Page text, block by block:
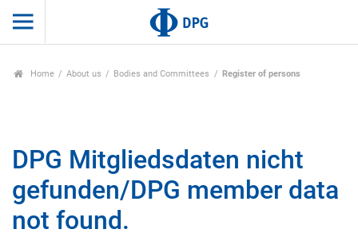
Home About us Bodies and Committees Register of persons
DPG Mitgliedsdaten nicht
gefunden/DPG member data
not found.